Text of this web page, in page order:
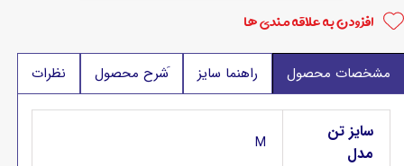
افزودن به علاقه مندی ها
مشخصات محصول راهنما سایز َشرح محصول نظرات
سایز تن
مدل
M